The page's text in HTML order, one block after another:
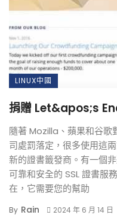
LINUX中國
捐贈 Let&apos;s
隨著 Mozilla、蘋果和谷
司處罰落定，很多使用這
新的證書籤發商。有一個
可靠和安全的 SSL 證書服
在，它需要您的幫助
By Rain 2024 年 6 月 14 日